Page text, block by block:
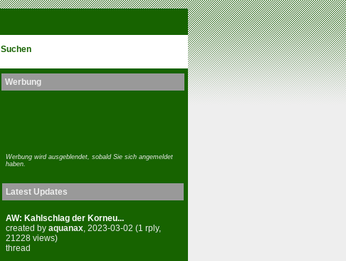
Suchen
Werbung
Werbung wird ausgeblendet, sobald Sie sich angemeldet
haben.
Latest Updates
AW: Kahlschlag der Korneu...
created by aquanax, 2023-03-02 (1 rply,
21228 views)
thread